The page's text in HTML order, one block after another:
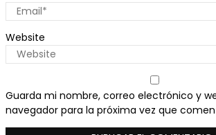
Website
Guarda mi nombre, correo electrónico y
navegador para la próxima vez que